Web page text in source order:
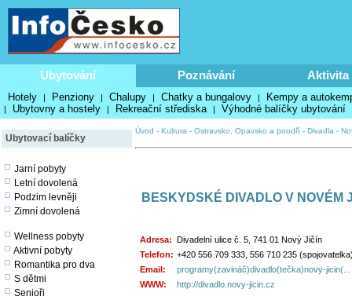
Ubytování Poznávání Aktivita
Hotely | Penziony | Chalupy | Chatky a bungalovy | Kempy a
| Ubytovny a hostely | Rekreační střediska | Výhodné balíčky ubytování
Ubytovací balíčky
Jarní pobyty
Letní dovolená
Podzim levněji
Zimní dovolená
Wellness pobyty
Aktivní pobyty
Romantika pro dva
S dětmi
Senioři
Úvod - Kultura - Ostravsko, Opavsko a poodří - Divadla -
BESKYDSKÉ DIVADLO V NOVÉM
Adresa: Divadelní ulice č. 5, 741 01 Nový Jičín
Telefon: +420 556 709 333, 556 710 235
Email:
programy(zavináč)divadlo(tečka)novy-jicin(...
WWW:
http://divadlo.novy-jicin.cz